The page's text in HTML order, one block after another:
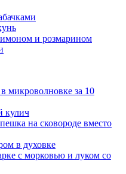
и розмарином
микроволновке за 10
кулич
на сковороде вместо
в духовке
с морковью и луком со